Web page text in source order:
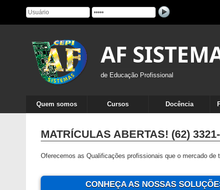
AF
de Educação Profissional
Quem somos Cursos Docência
MATRÍCULAS ABERTAS! (62)
Oferecemos as Qualificações profissionais que o mercado de
CONHEÇA AS NOSSAS